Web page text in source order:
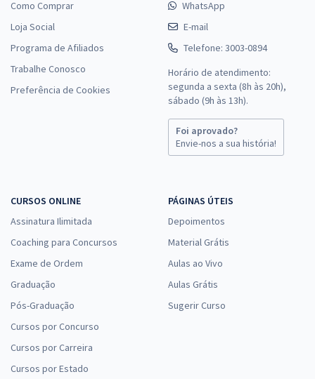
Como Comprar
Loja Social
Programa de Afiliados
Trabalhe Conosco
Preferência de Cookies
WhatsApp
E-mail
Telefone: 3003-0894
Horário de atendimento:
segunda a sexta (8h às 20h),
sábado (9h às 13h).
Foi aprovado?
Envie-nos a sua história!
CURSOS ONLINE
Assinatura Ilimitada
Coaching para Concursos
Exame de Ordem
Graduação
Pós-Graduação
Cursos por Concurso
Cursos por Carreira
Cursos por Estado
PÁGINAS ÚTEIS
Depoimentos
Material Grátis
Aulas ao Vivo
Aulas Grátis
Sugerir Curso